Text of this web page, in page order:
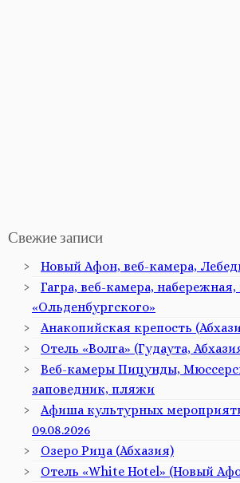
Свежие записи
Новый Афон, веб-камера,
Гагра, веб-камера, набережная,
«Ольденбургского»
Анакопийская крепость
Отель «Волга» (Гудаута,
Веб-камеры Пицунды,
заповедник, пляжи
Афиша культурных
09.08.2026
Озеро Рица (Абхазия)
Отель «White Hotel» (Новый